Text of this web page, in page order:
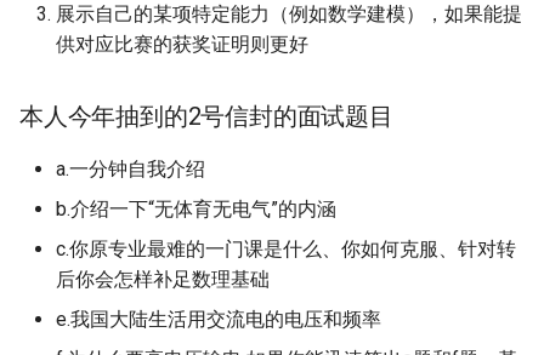
展示自己的某项特定能力（例如数学建模），如果能提
供对应比赛的获奖证明则更好
本人今年抽到的2号信封的面试题目
a.一分钟自我介绍
b.介绍一下“无体育无电气”的内涵
c.你原专业最难的一门课是什么、你如何克服、针对转
后你会怎样补足数理基础
e.我国大陆生活用交流电的电压和频率